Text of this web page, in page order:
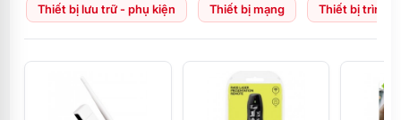
Thiết bị lưu trữ - phụ kiện Thiết bị mạng Thiết bị trình